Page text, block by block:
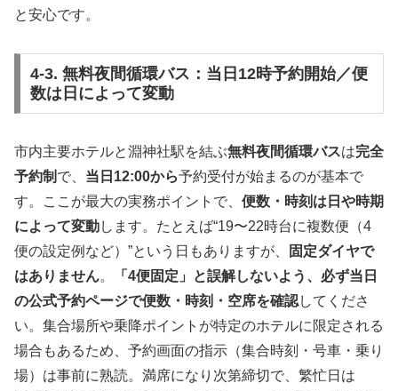
と安心です。
4-3. 無料夜間循環バス：当日12時予約開始／便
数は日によって変動
市内主要ホテルと淵神社駅を結ぶ無料夜間循環バスは完全
予約制 で、 当日12:00から予約受付が始まるのが基本で
す。ここが最大の実務ポイントで、 便数・時刻は日や時期
によって変動します。たとえば“19〜22時台に複数便（4
便の設定例など）”という日もありますが、
固定ダイヤで
はありません。
「4便固定」と誤解しないよう、必ず当日
の公式予約ページで便数・時刻・空席を確認してくださ
い。集合場所や乗降ポイントが特定のホテルに限定される
場合もあるため、予約画面の指示（集合時刻・号車・乗り
場）は事前に熟読。満席になり次第締切で、繁忙日は